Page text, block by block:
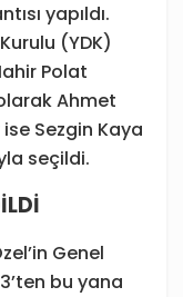
yapıldı.
(YDK)
Polat
Ahmet
Sezgin Kaya
seçildi.
Genel
bu yana